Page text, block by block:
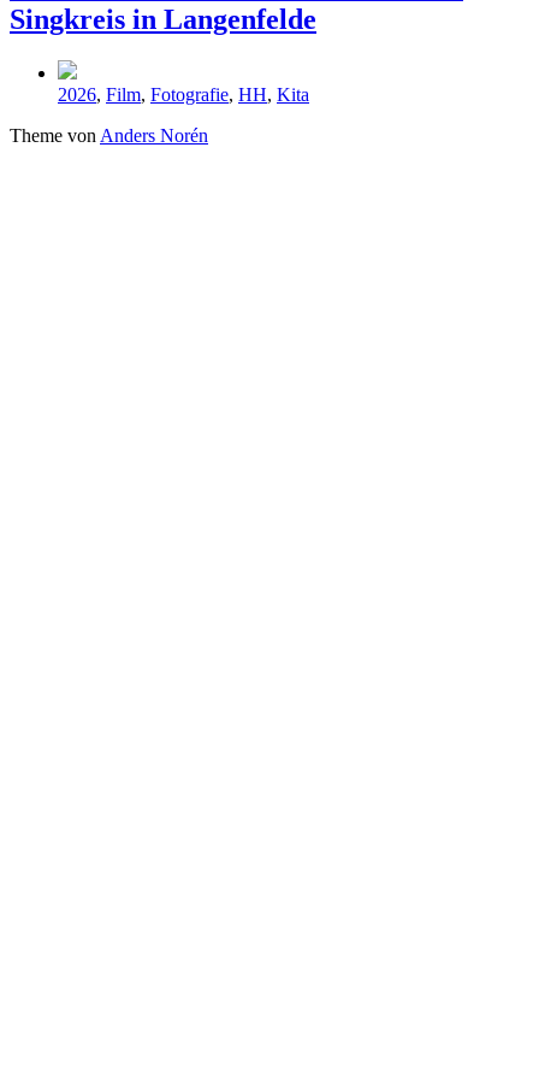
Singkreis in Langenfelde
Veröffentlicht
2026, Film, Fotografie, HH, Kita
Theme von Anders Norén